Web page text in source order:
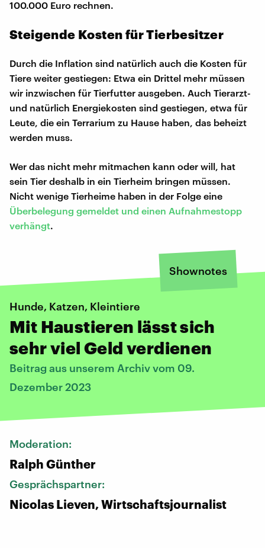
100.000 Euro rechnen.
Steigende Kosten für Tierbesitzer
Durch die Inflation sind natürlich auch die Kosten für
Tiere weiter gestiegen: Etwa ein Drittel mehr müssen
wir inzwischen für Tierfutter ausgeben. Auch Tierarzt-
und natürlich Energiekosten sind gestiegen, etwa für
Leute, die ein Terrarium zu Hause haben, das beheizt
werden muss.
Wer das nicht mehr mitmachen kann oder will, hat
sein Tier deshalb in ein Tierheim bringen müssen.
Nicht wenige Tierheime haben in der Folge eine
Überbelegung gemeldet und einen Aufnahmestopp
verhängt.
Shownotes
Hunde, Katzen, Kleintiere
Mit Haustieren lässt sich
sehr viel Geld verdienen
Beitrag aus unserem Archiv vom 09.
Dezember 2023
Moderation:
Ralph Günther
Gesprächspartner:
Nicolas Lieven, Wirtschaftsjournalist